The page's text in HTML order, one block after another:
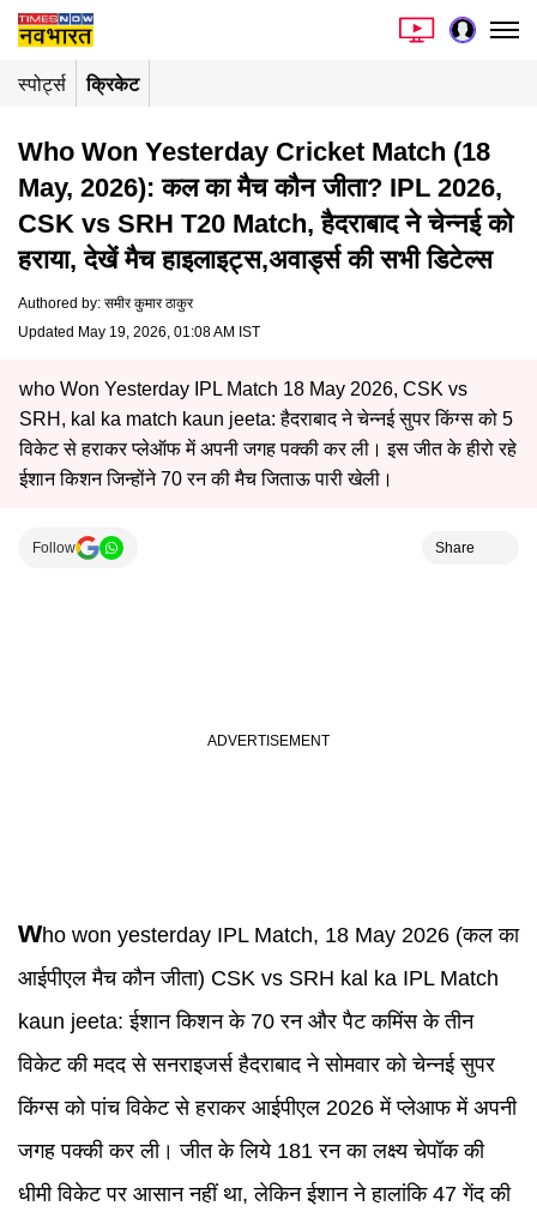
स्पोर्ट्स क्रिकेट
Who Won Yesterday Cricket Match (18
May, 2026): कल का मैच कौन जीता? IPL 2026,
CSK vs SRH T20 Match, हैदराबाद ने चेन्नई को
हराया, देखें मैच हाइलाइट्स,अवार्ड्स की सभी डिटेल्स
Authored by: समीर कुमार ठाकुर
Updated May 19, 2026, 01:08 AM IST
who Won Yesterday IPL Match 18 May 2026, CSK vs
SRH, kal ka match kaun jeeta: हैदराबाद ने चेन्नई सुपर किंग्स को 5
विकेट से हराकर प्लेऑफ में अपनी जगह पक्की कर ली। इस जीत के हीरो रहे
ईशान किशन जिन्होंने 70 रन की मैच जिताऊ पारी खेली।
Follow Share
who won yesterday IPLMatch, 18 May 2026 (कल का
आईपीएल मैच कौन जीता) CSK vs SRH kal ka IPL Match
kaun jeeta:ईशान किशन के 70 रन और पैट कमिंस के तीन
विकेट की मदद से सनराइजर्स हैदराबाद ने सोमवार को चेन्नई सुपर
किंग्स को पांच विकेट से हराकर आईपीएल 2026 में प्लेआफ में अपनी
जगह पक्की कर ली। जीत के लिये 181 रन का लक्ष्य चेपॉक की
धीमी विकेट पर आसान नहीं था, लेकिन ईशान ने हालांकि 47 गेंद की